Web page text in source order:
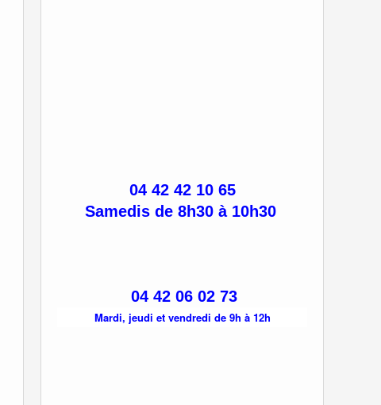
04 42 42 10 65
Samedis de 8h30 à 10h30
04 42 06 02 73
Mardi, jeudi et vendredi de 9h à 12h